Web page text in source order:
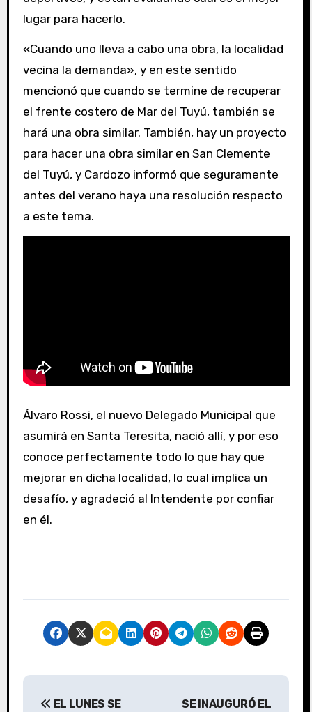
lugar para hacerlo.
«Cuando uno lleva a cabo una obra, la localidad
vecina la demanda», y en este sentido
mencionó que cuando se termine de recuperar
el frente costero de Mar del Tuyú, también se
hará una obra similar. También, hay un proyecto
para hacer una obra similar en San Clemente
del Tuyú, y Cardozo informó que seguramente
antes del verano haya una resolución respecto
a este tema.
Álvaro Rossi, el nuevo Delegado Municipal que
asumirá en Santa Teresita, nació allí, y por eso
conoce perfectamente todo lo que hay que
mejorar en dicha localidad, lo cual implica un
desafío, y agradeció al Intendente por confiar
en él.
N
EL LUNES SE
SE INAUGURÓ EL